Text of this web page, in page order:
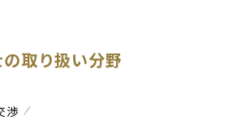
取り扱い分野
渉